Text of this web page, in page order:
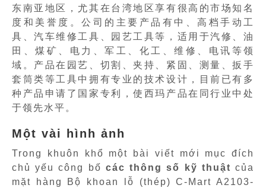
东南亚地区，尤其在台湾地区享有很高的市场知名
度和美誉度。公司的主要产品有中、高档手动工
具、汽车维修工具、园艺工具等，适用于汽修、油
田、煤矿、电力、军工、化工、维修、电讯等领
域。产品在园艺、切割、夹持、紧固、测量、扳手
套筒类等工具中拥有专业的技术设计，目前已有多
种产品申请了国家专利，使西玛产品在同行业中处
于领先水平。
Một vài hình ảnh
Trong khuôn khổ một bài viết mới mục đích
chủ yếu công bố các thông số kỹ thuật của
mặt hàng Bộ khoan lỗ (thép) C-Mart A2103-